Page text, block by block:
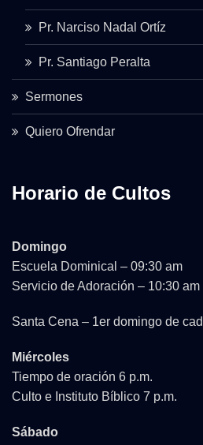
Pr. Narciso Nadal Ortíz
Pr. Santiago Peralta
Sermones
Quiero Ofrendar
Horario de Cultos
Domingo
Escuela Dominical – 09:30 am
Servicio de Adoración – 10:30 am
Santa Cena – 1er domingo de
Miércoles
Tiempo de oración 6 p.m.
Culto e Instituto Bíblico 7 p.m.
Sábado